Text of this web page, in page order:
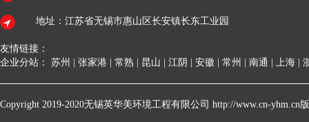
地址：江苏省无锡市惠山区长安镇长东工业园
友情链接：
企业分站： 苏州 张家港 常熟 昆山 江阴 安徽 常州 南通 上海
Copyright 2019-2020无锡英华美环境工程有限公司 http://www.cn-